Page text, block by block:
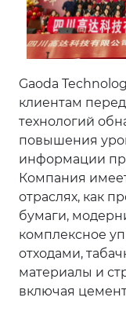
Gaoda
клиентам
технологий
повышения
информации
Компания
отраслях, как
бумаги,
комплексное
отходами,
материалы и
включая